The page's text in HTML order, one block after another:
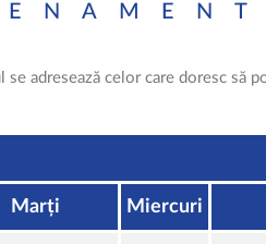
se adresează celor care doresc să
Marți Miercuri